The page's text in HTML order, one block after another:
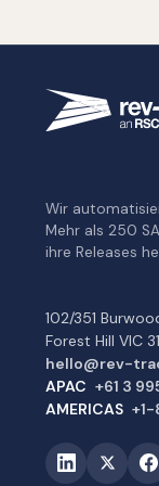
Wir
Mehr als 250
ihre Releases
102/351
Forest Hill VIC
hello@rev-
APAC +61 3
AMERICAS